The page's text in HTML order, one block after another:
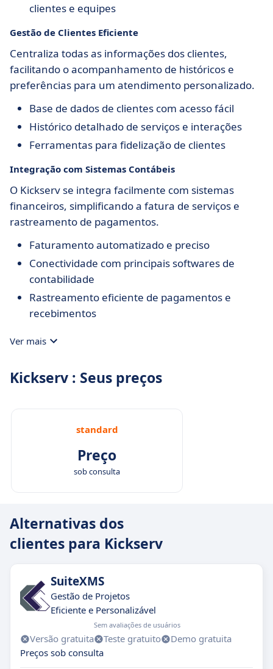
clientes e equipes
Gestão de Clientes Eficiente
Centraliza todas as informações dos clientes,
facilitando o acompanhamento de históricos e
preferências para um atendimento personalizado.
Base de dados de clientes com acesso fácil
Histórico detalhado de serviços e interações
Ferramentas para fidelização de clientes
Integração com Sistemas Contábeis
O Kickserv se integra facilmente com sistemas
financeiros, simplificando a fatura de serviços e
rastreamento de pagamentos.
Faturamento automatizado e preciso
Conectividade com principais softwares de
contabilidade
Rastreamento eficiente de pagamentos e
recebimentos
Ver mais
Kickserv : Seus preços
standard
Preço
sob consulta
Alternativas dos
clientes para Kickserv
SuiteXMS
Gestão de Projetos
Eficiente e Personalizável
Sem avaliações de usuários
Versão gratuita Teste gratuito
Demo gratuita
Preços sob consulta